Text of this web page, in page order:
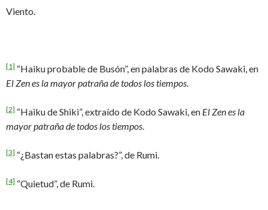
Viento.
[1] “Haiku probable de Busón”, en palabras de Kodo Sawaki, en
El Zen es la mayor patraña de todos los tiempos.
[2] “Haiku de Shiki”, extraído de Kodo Sawaki, en El Zen es la
mayor patraña de todos los tiempos.
[3] “¿Bastan estas palabras?”, de Rumi.
[4] “Quietud”, de Rumi.